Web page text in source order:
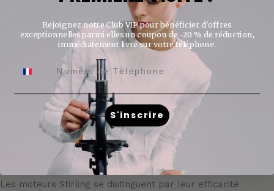
Avantages et Applications des Moteurs
Les moteurs Stirling se distinguent par leur efficacité
Rejoignez notre Club VIP pour bénéficier d'offres
exceptionnelles parmi elles un coupon de -20 % de réduction,
immédiatement livré sur votre téléphone.
S'inscrire